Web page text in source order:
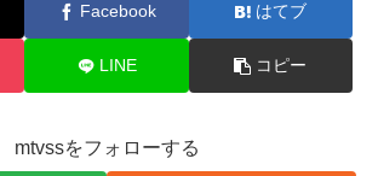
Facebook はてブ
LINE コピー
mtvssをフォローする